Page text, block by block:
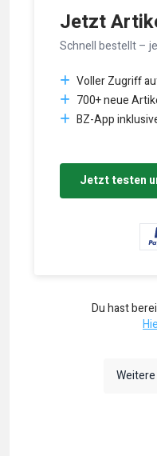
Jetzt
Schnell bestellt –
Voller Zugriff
700+ neue
BZ-App
Jetzt testen
Du hast